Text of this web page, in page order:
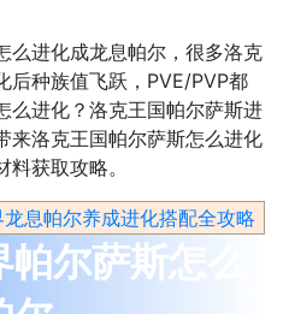
进化成龙息帕尔，很多洛克
后种族值飞跃，PVE/PVP都
么进化？洛克王国帕尔萨斯进
来洛克王国帕尔萨斯怎么进化
获取攻略。
息帕尔养成进化搭配全攻略
尔萨斯怎么